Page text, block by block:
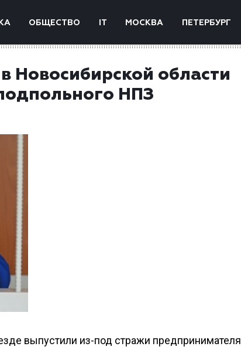
ОБЩЕСТВО IT МОСКВА ПЕТЕРБУРГ
Новосибирской области
НПЗ
выпустили из-под стражи предпринимателя